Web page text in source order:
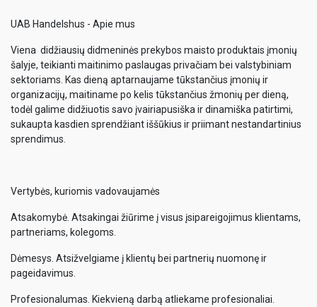
UAB Handelshus - Apie mus
Viena didžiausių didmeninės prekybos maisto produktais įmonių
šalyje, teikianti maitinimo paslaugas privačiam bei valstybiniam
sektoriams. Kas dieną aptarnaujame tūkstančius įmonių ir
organizacijų, maitiname po kelis tūkstančius žmonių per dieną,
todėl galime didžiuotis savo įvairiapusiška ir dinamiška patirtimi,
sukaupta kasdien sprendžiant iššūkius ir priimant nestandartinius
sprendimus.
Vertybės, kuriomis vadovaujamės
Atsakomybė. Atsakingai žiūrime į visus įsipareigojimus klientams,
partneriams, kolegoms.
Dėmesys. Atsižvelgiame į klientų bei partnerių nuomonę ir
pageidavimus.
Profesionalumas. Kiekvieną darbą atliekame profesionaliai.